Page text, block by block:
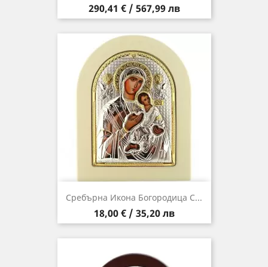
Цена
290,41 € / 567,99 лв
Сребърна Икона Богородица С...
Цена
18,00 € / 35,20 лв